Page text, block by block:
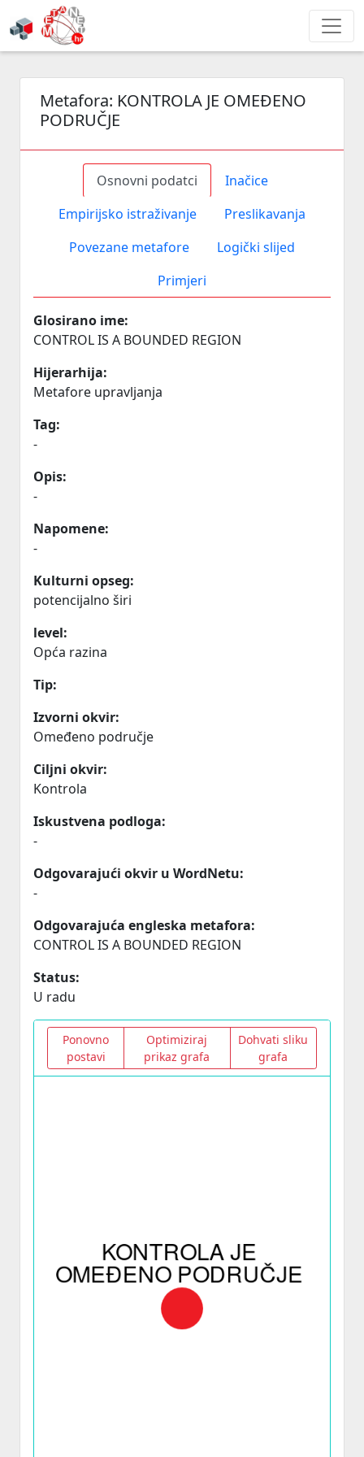
Metafora: KONTROLA JE OMEĐENO
PODRUČJE
Osnovni podatci
Inačice
Empirijsko istraživanje
Preslikavanja
Povezane metafore
Logički slijed
Primjeri
Glosirano ime:
CONTROL IS A BOUNDED REGION
Hijerarhija:
Metafore upravljanja
Tag:
-
Opis:
-
Napomene:
-
Kulturni opseg:
potencijalno širi
level:
Opća razina
Tip:
Izvorni okvir:
Omeđeno područje
Ciljni okvir:
Kontrola
Iskustvena podloga:
-
Odgovarajući okvir u WordNetu:
-
Odgovarajuća engleska metafora:
CONTROL IS A BOUNDED REGION
Status:
U radu
Ponovno
postavi
Optimiziraj
prikaz grafa
Dohvati sliku
grafa